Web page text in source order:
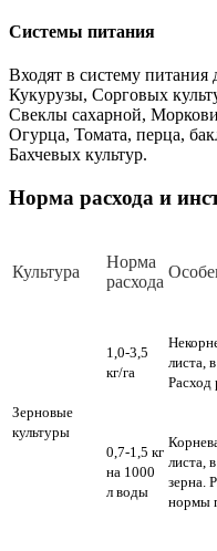
Системы питания
Входят в систему питания
Кукурузы, Сорговых
Свеклы сахарной,
Огурца, Томата, перца,
Бахчевых культур.
Норма расхода и
Культура
Норма
расхода
Зерновые
культуры
1,0-3,5
кг/га
листа,
Расход
0,7-1,5 кг
на 1000
л воды
листа,
зерна.
нормы